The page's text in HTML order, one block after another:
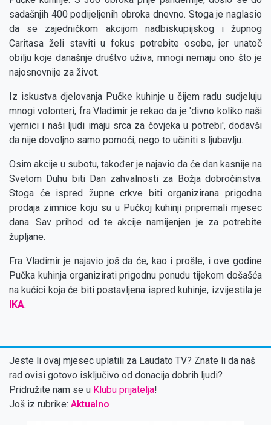
sadašnjih 400 podijeljenih obroka dnevno. Stoga je naglasio
da se zajedničkom akcijom nadbiskupijskog i župnog
Caritasa želi staviti u fokus potrebite osobe, jer unatoč
obilju koje današnje društvo uživa, mnogi nemaju ono što je
najosnovnije za život.
Iz iskustva djelovanja Pučke kuhinje u čijem radu sudjeluju
mnogi volonteri, fra Vladimir je rekao da je 'divno koliko naši
vjernici i naši ljudi imaju srca za čovjeka u potrebi', dodavši
da nije dovoljno samo pomoći, nego to učiniti s ljubavlju.
Osim akcije u subotu, također je najavio da će dan kasnije na
Svetom Duhu biti Dan zahvalnosti za Božja dobročinstva.
Stoga će ispred župne crkve biti organizirana prigodna
prodaja zimnice koju su u Pučkoj kuhinji pripremali mjesec
dana. Sav prihod od te akcije namijenjen je za potrebite
župljane.
Fra Vladimir je najavio još da će, kao i prošle, i ove godine
Pučka kuhinja organizirati prigodnu ponudu tijekom došašća
na kućici koja će biti postavljena ispred kuhinje, izvijestila je
IKA.
Jeste li ovaj mjesec uplatili za Laudato TV? Znate li da naš
rad ovisi gotovo isključivo od donacija dobrih ljudi?
Pridružite nam se u Klubu prijatelja!
Još iz rubrike: Aktualno